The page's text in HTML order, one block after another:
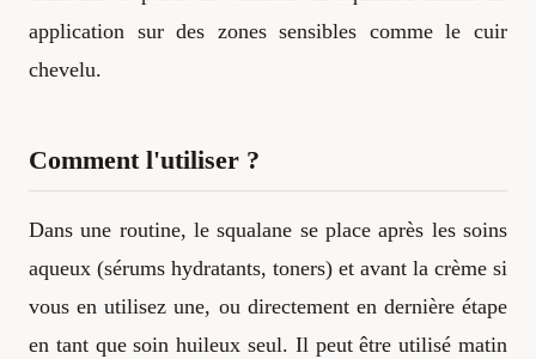
application sur des zones sensibles comme le cuir
chevelu.
Comment l'utiliser ?
Dans une routine, le squalane se place après les soins
aqueux (sérums hydratants, toners) et avant la crème si
vous en utilisez une, ou directement en dernière étape
en tant que soin huileux seul. Il peut être utilisé matin